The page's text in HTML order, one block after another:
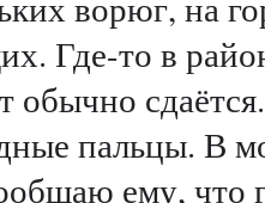
Где-то в
обычно
пальцы. В
ему, что